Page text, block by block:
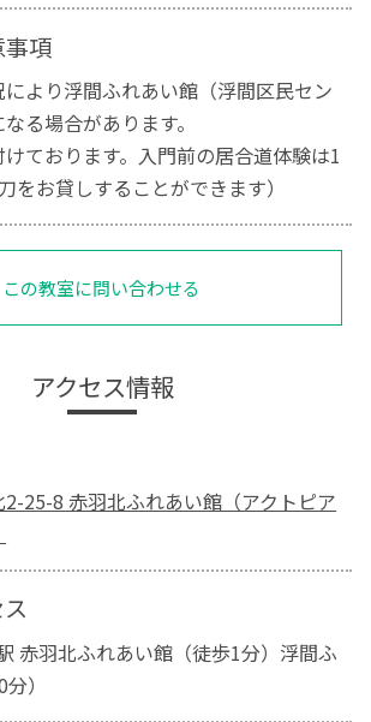
項
より浮間ふれあい館（浮間区民セン
る場合があります。
ております。入門前の居合道体験は1
をお貸しすることができます）
この教室に問い合わせる
アクセス情報
25-8 赤羽北ふれあい館（アクトピア
赤羽北ふれあい館（徒歩1分）浮間ふ
）